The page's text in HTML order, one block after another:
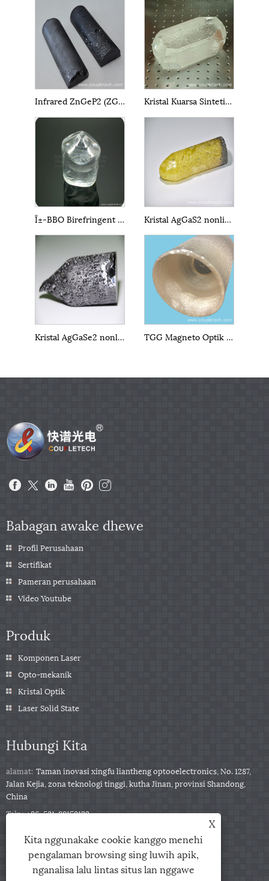
Infrared ZnGeP2 (ZGP) Kristal Kristal Kuarsa Sintetis Tunggal
Î±-BBO Birefringent Crystal Kristal AgGaS2 nonlinier inframerah
Kristal AgGaSe2 nonlinier inframerah TGG Magneto Optik Kristal
Babagan awake dhewe
Profil Perusahaan
Sertifikat
Pameran perusahaan
Video Youtube
Produk
Komponen Laser
Opto-mekanik
Kristal Optik
Laser Solid State
Hubungi Kita
alamat: Taman inovasi xingfu liantheng optooelectronics, No. 1287,
Jalan Kejia, zona teknologi tinggi, kutha Jinan, provinsi Shandong,
China
Telp: +86-531-88153122
jingxu@coupletech.com
X
Kita nggunakake cookie kanggo menehi
pengalaman browsing sing luwih apik,
nganalisa lalu lintas situs lan nggawe